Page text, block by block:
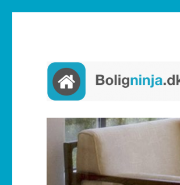
Boligninja